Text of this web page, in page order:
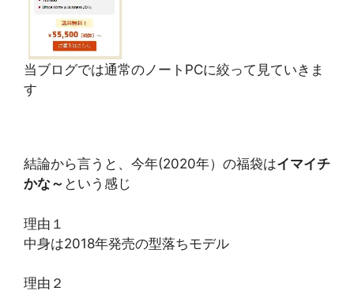
当ブログでは通常のノートPCに絞って見ていきま
す
結論から言うと、今年(2020年）の福袋はイマイチ
かな～ という感じ
理由１
中身は2018年発売の型落ちモデル
理由２